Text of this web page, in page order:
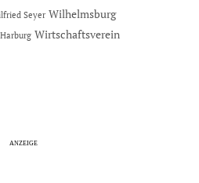
Seyer Wilhelmsburg
Wirtschaftsverein